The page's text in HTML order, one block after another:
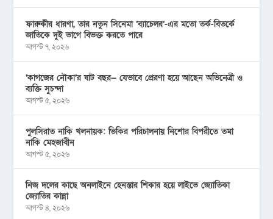
ফারুকীর ধারণা, তার নতুন সিনেমা ‘ব্যাচেলর’-এর মতো তর্ক-বিতর্কে
জাতিকে দুই ভাগে বিভক্ত করতে পারে
আগস্ট ৭, ২০২৬
‘কাগজের নৌকা’র ষাট বছর— যেভাবে প্রেরণা হয়ে আছেন অভিনেত্রী ও
ব্যক্তি সুচন্দা
আগস্ট ৫, ২০২৬
পুলসিরাত নাকি খলনায়ক: ভিকির পরিচালনায় নিশোর বিপরীতে তমা
নাকি মেহজাবীন
আগস্ট ৫, ২০২৬
নিজ দলের কাছে অনলাইনে হেনস্তার শিকার হয়ে লাইভে জ্যোতিকা
জ্যোতির কান্না
আগস্ট ৪, ২০২৬